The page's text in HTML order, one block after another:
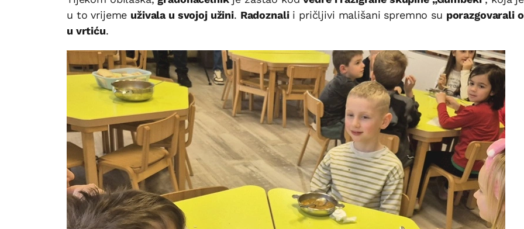
u to vrijeme uživala u svojoj užini. Radoznalii pričljivi mališani spremno su porazgovarali
u vrtiću.